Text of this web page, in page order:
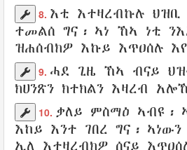
8. እቲ እተዛረብኩሉ ህዝቢ
ተመልሰ ግና፡ ኣነ ኸኣ ነቲ
ዝሐሰብክዎ እኩይ እጥዐሰሉ
9. ሓደ ጊዜ ኸኣ ብናይ
ክሀንጽን ክተክልን እዛረብ
10. ቃለይ ምስማዕ ኣብዩ፡
እከይ እንተ ገበረ ግና፡ ኣነውን
ኢለ እተዛረብክዎ ሰናይ